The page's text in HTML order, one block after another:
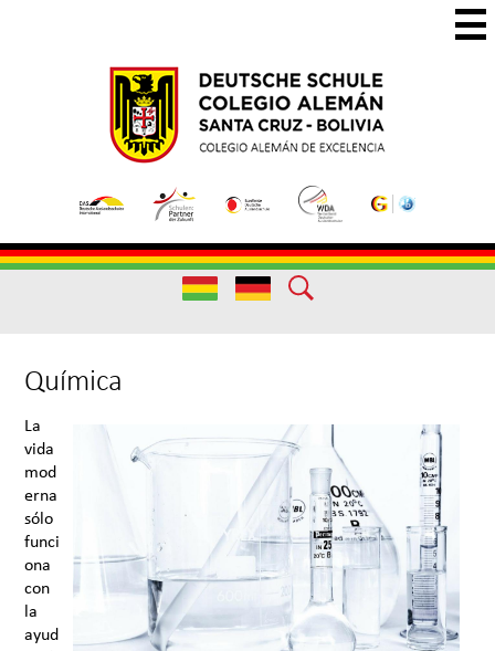
to
main
content
Colegio
Santa
Cruz
Colegio
de
Excelencia
Useful
Links
Useful
Química
La
vida
mod
erna
sólo
funci
ona
con
la
ayud